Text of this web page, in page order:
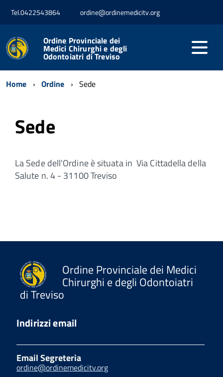
Tel.0422543864 ordine@ordinemedicitv.org
Ordine Provinciale dei
Medici Chirurghi e degli
Odontoiatri di Treviso
Home Ordine Sede
Sede
La Sede dell'Ordine è situata in Via Cittadella della
Salute n. 4 - 31100 Treviso
Ordine Provinciale dei Medici
Chirurghi e degli Odontoiatri
di Treviso
Indirizzi email
Email Segreteria
ordine@ordinemedicitv.org